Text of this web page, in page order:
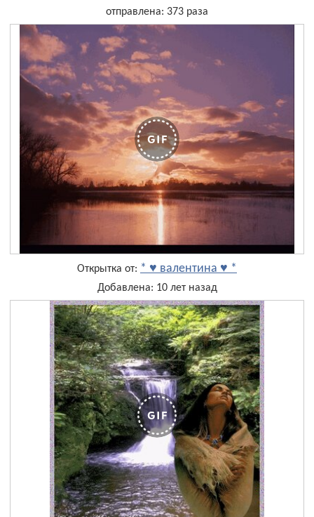
отправлена: 373 раза
Открытка от: * ♥ валентина ♥ *
Добавлена: 10 лет назад